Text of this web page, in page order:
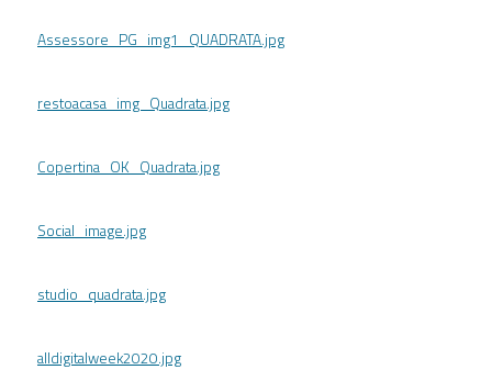
Assessore_PG_img1_QUADRATA.jpg
restoacasa_img_Quadrata.jpg
Copertina_OK_Quadrata.jpg
Social_image.jpg
studio_quadrata.jpg
alldigitalweek2020.jpg